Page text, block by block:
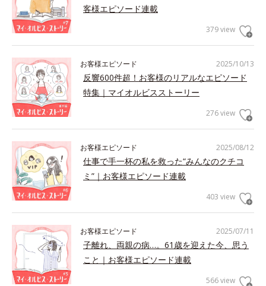
客様エピソード連載
379 view
2025/10/13
お客様エピソード
反響600件超！お客様のリアルなエピソード
特集｜マイオルビスストーリー
276 view
2025/08/12
お客様エピソード
仕事で手一杯の私を救った“みんなのクチコ
ミ”｜お客様エピソード連載
403 view
2025/07/11
お客様エピソード
子離れ、両親の病…。61歳を迎えた今、思う
こと｜お客様エピソード連載
566 view